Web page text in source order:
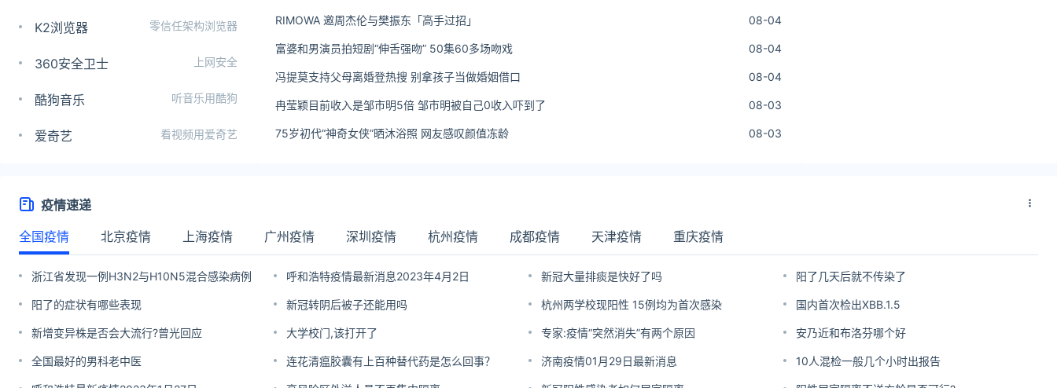
K2浏览器 零信任架构浏览器
360安全卫士 上网安全
酷狗音乐 听音乐用酷狗
爱奇艺 看视频用爱奇艺
RIMOWA 邀周杰伦与樊振东「高手过招」 08-04
富婆和男演员拍短剧“伸舌强吻” 50集60多场吻戏 08-04
冯提莫支持父母离婚登热搜 别拿孩子当做婚姻借口 08-04
冉莹颖目前收入是邹市明5倍 邹市明被自己0收入吓到了 08-03
75岁初代“神奇女侠”晒沐浴照 网友感叹颜值冻龄 08-03
疫情速递
全国疫情
北京疫情 上海疫情 广州疫情 深圳疫情 杭州疫情 成都疫情 天津疫情 重庆疫情
浙江省发现一例H3N2与H10N5混合感染病例 呼和浩特疫情最新消息2023年4月2日 新冠大量排痰是快好了吗 阳了几天后就不传染了
阳了的症状有哪些表现 新冠转阴后被子还能用吗 杭州两学校现阳性 15例均为首次感染 国内首次检出XBB.1.5
新增变异株是否会大流行?曾光回应 大学校门,该打开了 专家:疫情“突然消失”有两个原因 安乃近和布洛芬哪个好
全国最好的男科老中医 连花清瘟胶囊有上百种替代药是怎么回事？ 济南疫情01月29日最新消息 10人混检一般几个小时出报告